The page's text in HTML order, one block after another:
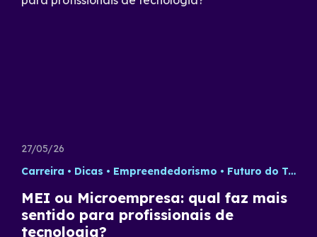
27/05/26
Carreira
Dicas Empreendedorismo Futuro do Trabalho
MEI ou Microempresa: qual faz mais
sentido para profissionais de
tecnologia?